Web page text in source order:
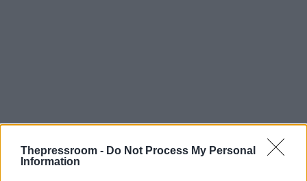
Thepressroom - Do Not Process My Personal
Information